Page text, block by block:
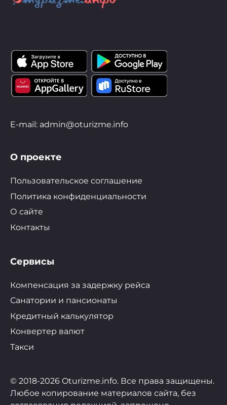
E-mail: admin@oturizme.info
О проекте
Пользовательское соглашение
Политика конфиденциальности
О сайте
Контакты
Сервисы
Компенсация за задержку рейса
Санатории и пансионаты
Кредитный калькулятор
Конвертер валют
Такси
© 2018-2026 Oturizme.info. Все права защищены.
Любое копирование материалов сайта, без